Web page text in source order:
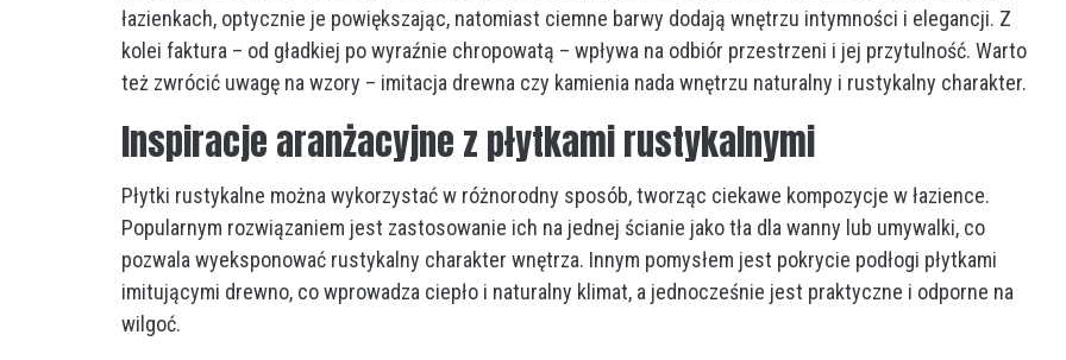
łazienkach, optycznie je powiększając, natomiast ciemne barwy dodają wnętrzu intymności i elegancji. Z
kolei faktura – od gładkiej po wyraźnie chropowatą – wpływa na odbiór przestrzeni i jej przytulność. Warto
też zwrócić uwagę na wzory – imitacja drewna czy kamienia nada wnętrzu naturalny i rustykalny charakter.
Inspiracje aranżacyjne z płytkami rustykalnymi
Płytki rustykalne można wykorzystać w różnorodny sposób, tworząc ciekawe kompozycje w łazience.
Popularnym rozwiązaniem jest zastosowanie ich na jednej ścianie jako tła dla wanny lub umywalki, co
pozwala wyeksponować rustykalny charakter wnętrza. Innym pomysłem jest pokrycie podłogi płytkami
imitującymi drewno, co wprowadza ciepło i naturalny klimat, a jednocześnie jest praktyczne i odporne na
wilgoć.
BIZNES
APLIKACJA WEBOWA CZY NATYWNA
— CO WYBRAĆ DLA SYSTEMU B2B